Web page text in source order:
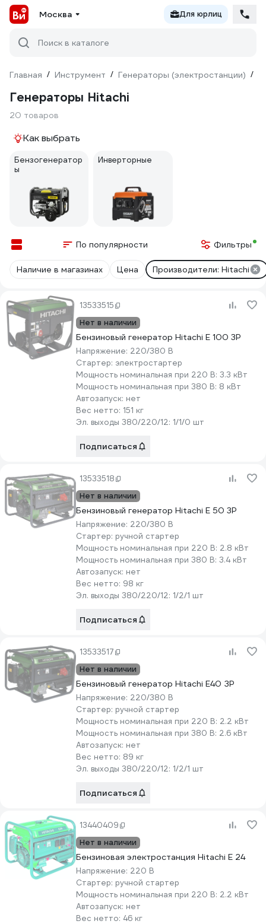
Москва Для юрлиц
Поиск в каталоге
Главная / Инструмент / Генераторы (электростанции) /
Генераторы Hitachi
20 товаров
Как выбрать
Бензогенератор
ы
Инверторные
По популярности Фильтры
Наличие в магазинах Цена Производители: Hitachi
13533515
Нет в наличии
Бензиновый генератор Hitachi E 100 3P
Напряжение: 220/380 В
Стартер: электростартер
Мощность номинальная при 220 В: 3.3 кВт
Мощность номинальная при 380 В: 8 кВт
Автозапуск: нет
Вес нетто: 151 кг
Эл. выходы 380/220/12: 1/1/0 шт
Подписаться
13533518
Нет в наличии
Бензиновый генератор Hitachi E 50 3P
Напряжение: 220/380 В
Стартер: ручной стартер
Мощность номинальная при 220 В: 2.8 кВт
Мощность номинальная при 380 В: 3.4 кВт
Автозапуск: нет
Вес нетто: 98 кг
Эл. выходы 380/220/12: 1/2/1 шт
Подписаться
13533517
Нет в наличии
Бензиновый генератор Hitachi E40 ЗР
Напряжение: 220/380 В
Стартер: ручной стартер
Мощность номинальная при 220 В: 2.2 кВт
Мощность номинальная при 380 В: 2.6 кВт
Автозапуск: нет
Вес нетто: 89 кг
Эл. выходы 380/220/12: 1/2/1 шт
Подписаться
13440409
Нет в наличии
Бензиновая электростанция Hitachi E 24
Напряжение: 220 В
Стартер: ручной стартер
Мощность номинальная при 220 В: 2.2 кВт
Автозапуск: нет
Вес нетто: 46 кг